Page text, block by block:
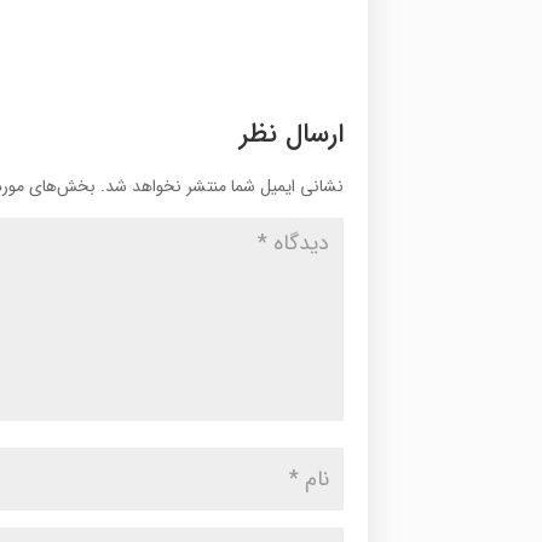
ارسال نظر
نشانی ایمیل شما منتشر نخواهد شد. بخش‌های